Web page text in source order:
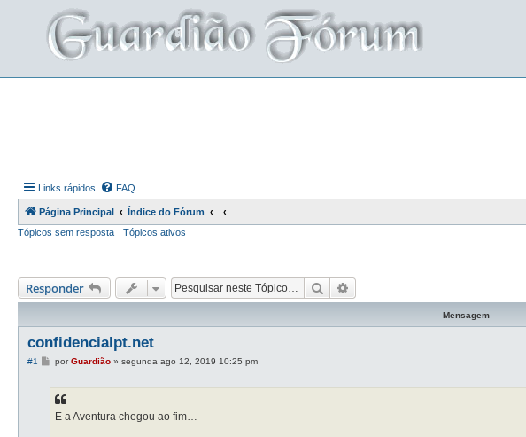
Links rápidos FAQ
Página Principal
Índice do Fórum
Tópicos sem resposta
Tópicos ativos
Responder Pesquisar
Mensagem
confidencialpt.net
#1
M
a
g
porGuardião» segunda ago 12, 2019 10:25 pm
E a Aventura chegou ao fim…